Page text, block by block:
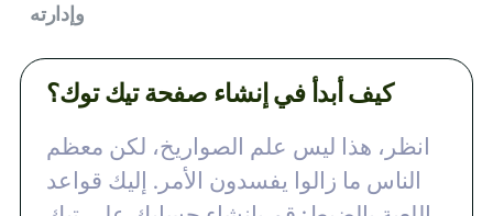
وإدارته
كيف أبدأ في إنشاء صفحة تيك توك؟
انظر، هذا ليس علم الصواريخ، لكن معظم
الناس ما زالوا يفسدون الأمر. إليك قواعد